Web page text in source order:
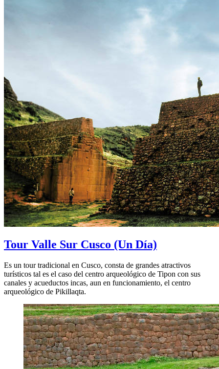
Tour Valle Sur Cusco (Un Día)
Es un tour tradicional en Cusco, consta de grandes atractivos
turísticos tal es el caso del centro arqueológico de Tipon con sus
canales y acueductos incas, aun en funcionamiento, el centro
arqueológico de Pikillaqta.